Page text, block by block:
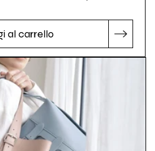
al carrello